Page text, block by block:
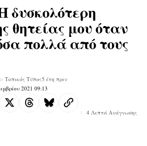
δυσκολότερη
θητείας μου όταν
πολλά από τους
2021 09:13
- Τοπικός Τύπος5 έτη πριν
4 Λεπτά Ανάγνωσης